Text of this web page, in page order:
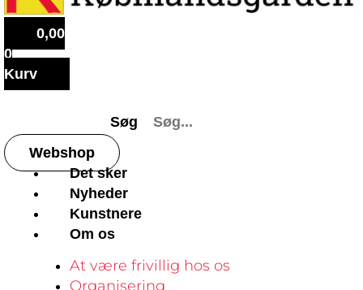
0,00
0
Kurv
Søg
Webshop
Det sker
Nyheder
Kunstnere
Om os
At være frivillig hos os
Organisering